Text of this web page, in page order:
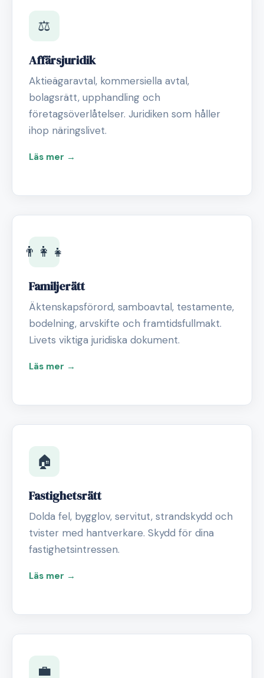
⚖️
Affärsjuridik
Aktieägaravtal, kommersiella avtal,
bolagsrätt, upphandling och
företagsöverlåtelser. Juridiken som håller
ihop näringslivet.
Läs mer →
👨‍👩‍👧
Familjerätt
Äktenskapsförord, samboavtal, testamente,
bodelning, arvskifte och framtidsfullmakt.
Livets viktiga juridiska dokument.
Läs mer →
🏠
Fastighetsrätt
Dolda fel, bygglov, servitut, strandskydd och
tvister med hantverkare. Skydd för dina
fastighetsintressen.
Läs mer →
💼